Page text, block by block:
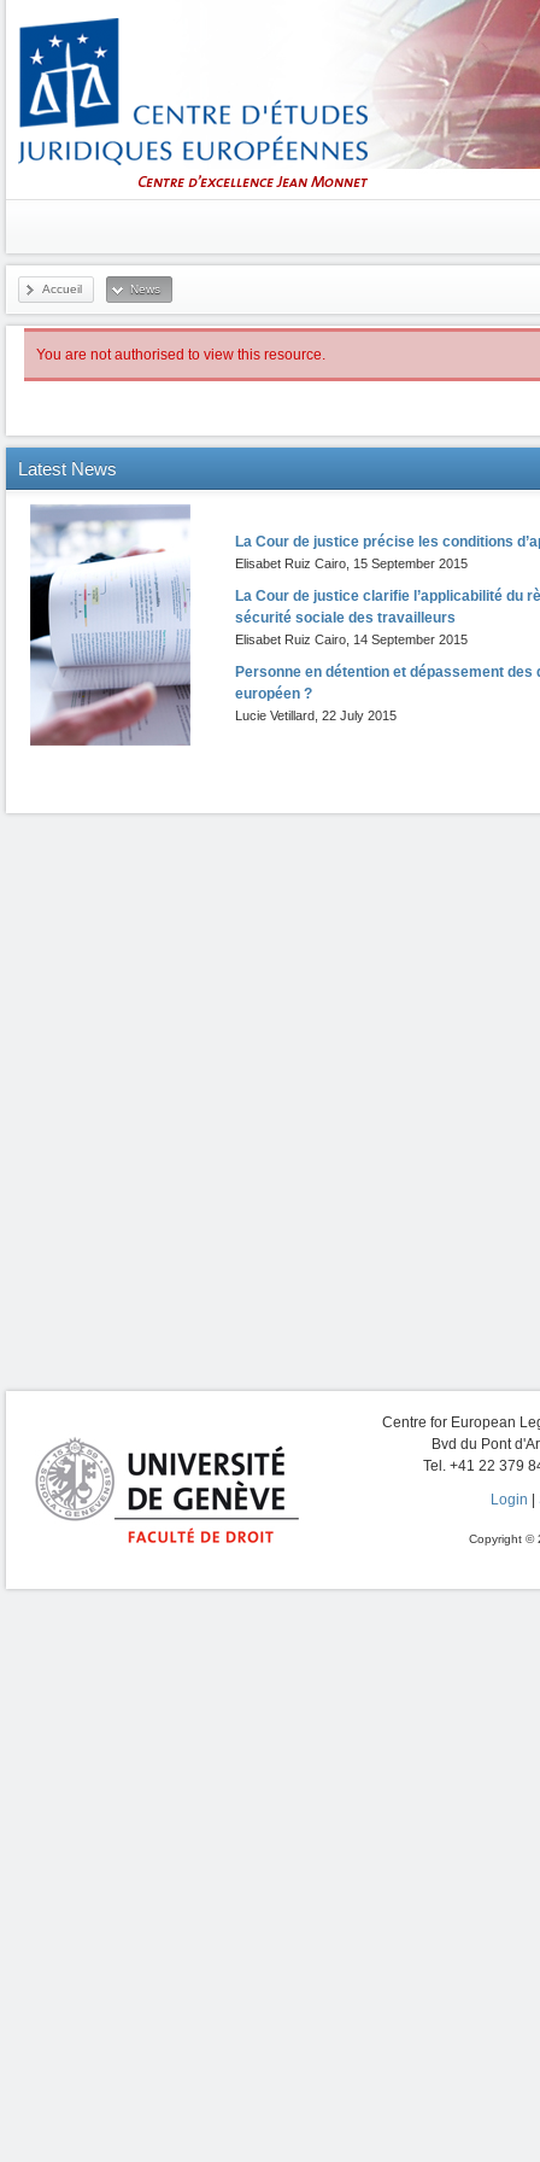
Accueil News
You are not authorised to view this resource.
Latest News
La Cour de justice précise les conditions
Elisabet Ruiz Cairo 15 September 2015
La Cour de justice clarifie l’applicabilité du
sécurité sociale des travailleurs
Elisabet Ruiz Cairo 14 September 2015
Personne en détention et dépassement des
européen ?
Lucie Vetillard 22 July 2015
Centre for European
Bvd du Pont
Tel. +41 22 379
Login
Copyright ©